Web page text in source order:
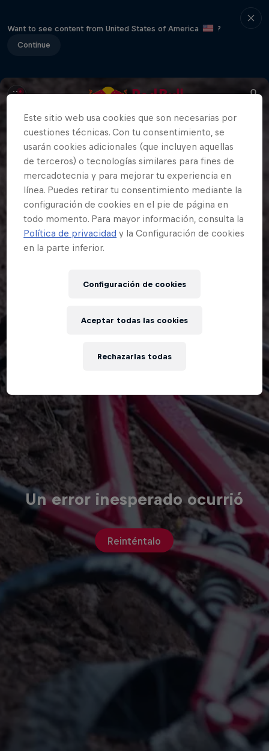
Want to see content from United States of America
?
Continue
Un error inesperado ocurrió
Reinténtalo
Este sitio web usa cookies que son necesarias por
cuestiones técnicas. Con tu consentimiento, se
usarán cookies adicionales (que incluyen aquellas
de terceros) o tecnologías similares para fines de
mercadotecnia y para mejorar tu experiencia en
línea. Puedes retirar tu consentimiento mediante la
configuración de cookies en el pie de página en
todo momento. Para mayor información, consulta la
Política de privacidad y la Configuración de cookies
en la parte inferior.
Configuración de cookies
Rechazarlas todas
Aceptar todas las cookies